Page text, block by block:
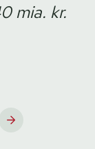
mia. kr.